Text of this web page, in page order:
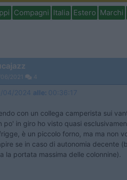
Compagni Italia Estero Marchi
2021 4
04/2024 alle: 00:36:17
con un collega camperista sui
po' in giro ho visto quasi
è un piccolo forno, ma ma non
se in caso di autonomia decente
la portata massima delle colonnine).